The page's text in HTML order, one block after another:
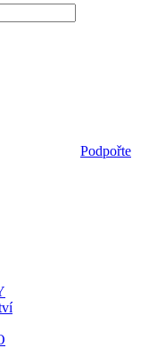
Podpořte